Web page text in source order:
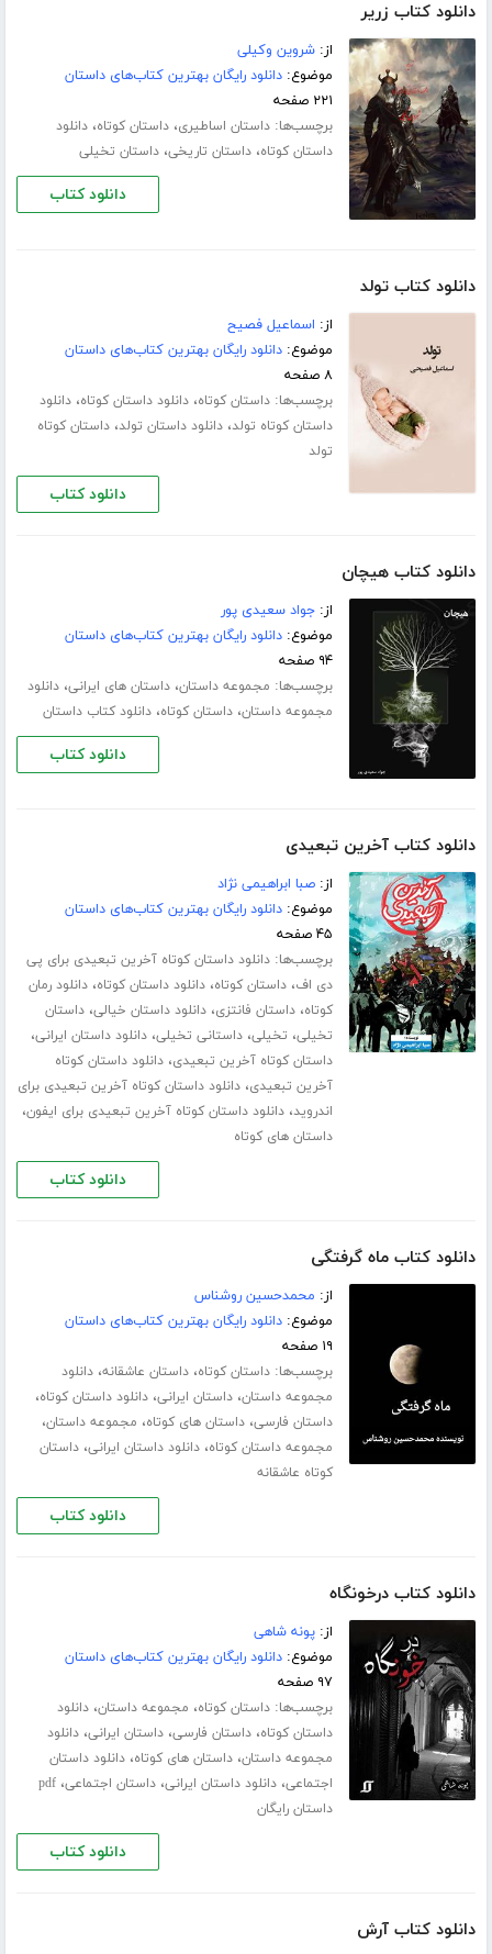
دانلود کتاب زریر
از:شروین وکیلی
موضوع:دانلود رایگان بهترین کتاب‌های داستان
۲۲۱ صفحه
برچسب‌ها:داستان اساطیری،داستان کوتاه،دانلود
داستان کوتاه،داستان تاریخی،داستان تخیلی
دانلود کتاب
دانلود کتاب تولد
از: اسماعیل فصیح
موضوع:دانلود رایگان بهترین کتاب‌های داستان
۸ صفحه
برچسب‌ها:داستان کوتاه،دانلود داستان کوتاه،دانلود
داستان کوتاه تولد،دانلود داستان تولد،داستان کوتاه
تولد
دانلود کتاب
دانلود کتاب هیچان
از:جواد سعیدی پور
موضوع:دانلود رایگان بهترین کتاب‌های داستان
۹۴ صفحه
برچسب‌ها: مجموعه داستان،داستان های ایرانی،دانلود
مجموعه داستان،داستان کوتاه،دانلود کتاب داستان
دانلود کتاب
دانلود کتاب آخرین تبعیدی
از:صبا ابراهیمی نژاد
موضوع:دانلود رایگان بهترین کتاب‌های داستان
۴۵ صفحه
برچسب‌ها:دانلود داستان کوتاه آخرین تبعیدی برای پی
دی اف،داستان کوتاه،دانلود داستان کوتاه،دانلود رمان
کوتاه،داستان فانتزی،دانلود داستان خیالی،داستان
تخیلی، تخیلی،داستانی تخیلی،دانلود داستان ایرانی،
داستان کوتاه آخرین تبعیدی،دانلود داستان کوتاه
آخرین تبعیدی،دانلود داستان کوتاه آخرین تبعیدی برای
اندروید،دانلود داستان کوتاه آخرین تبعیدی برای ایفون،
داستان های کوتاه
دانلود کتاب
دانلود کتاب ماه گرفتگی
از: محمدحسین روشناس
موضوع:دانلود رایگان بهترین کتاب‌های داستان
۱۹ صفحه
برچسب‌ها:داستان کوتاه،داستان عاشقانه،دانلود
مجموعه داستان،داستان ایرانی،دانلود داستان کوتاه،
داستان فارسی،داستان های کوتاه، مجموعه داستان،
مجموعه داستان کوتاه،دانلود داستان ایرانی،داستان
کوتاه عاشقانه
دانلود کتاب
دانلود کتاب درخونگاه
از:پونه شاهی
موضوع:دانلود رایگان بهترین کتاب‌های داستان
۹۷ صفحه
برچسب‌ها:داستان کوتاه، مجموعه داستان،دانلود
داستان کوتاه،داستان فارسی،داستان ایرانی،دانلود
مجموعه داستان،داستان های کوتاه،دانلود داستان
اجتماعی،دانلود داستان ایرانی،داستان اجتماعی،pdf
داستان رایگان
دانلود کتاب
دانلود کتاب آرش